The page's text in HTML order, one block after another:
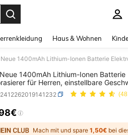
Haus & Wohnen
1400mAh Lithium-Ionen Batterie
für Herren, einstellbare
Herbewegung Rasierer,
Gesichtshaar mühelos, tolles
KM-T228
AND
Mach mit und spare 1,50€ bei